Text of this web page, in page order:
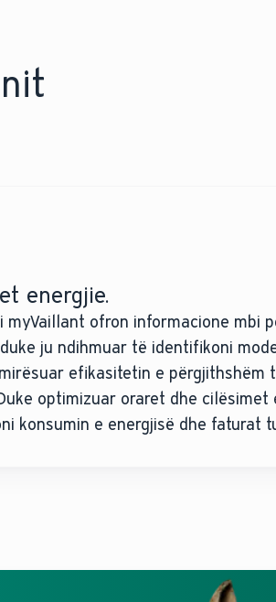
energjie.
myVaillant ofron informacione mbi
ju ndihmuar të identifikoni
efikasitetin e përgjithshëm
optimizuar oraret dhe cilësimet
konsumin e energjisë dhe faturat